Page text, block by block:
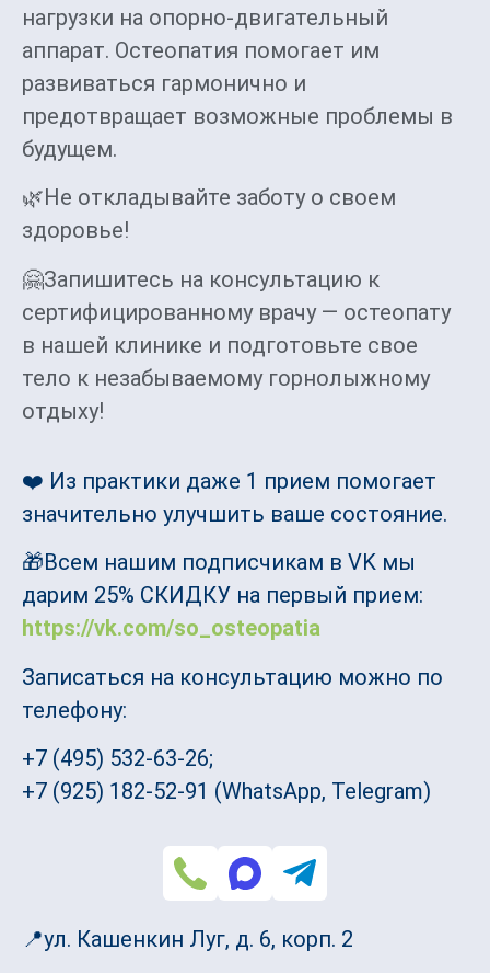
нагрузки на опорно-двигательный
аппарат. Остеопатия помогает им
развиваться гармонично и
предотвращает возможные проблемы в
будущем.
🌿Не откладывайте заботу о своем
здоровье!
🤗Запишитесь на консультацию к
сертифицированному врачу — остеопату
в нашей клинике и подготовьте свое
тело к незабываемому горнолыжному
отдыху!
❤️ Из практики даже 1 прием помогает
значительно улучшить ваше состояние.
🎁Всем нашим подписчикам в VK мы
дарим 25% СКИДКУ на первый прием:
https://vk.com/so_osteopatia
Записаться на консультацию можно по
телефону:
+7 (495) 532-63-26;
+7 (925) 182-52-91 (WhatsApp, Telegram)
📍ул. Кашенкин Луг, д. 6, корп. 2